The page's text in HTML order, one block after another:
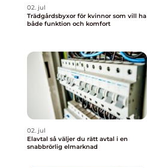
02. jul
Trädgårdsbyxor för kvinnor som vill ha
både funktion och komfort
02. jul
Elavtal så väljer du rätt avtal i en
snabbrörlig elmarknad